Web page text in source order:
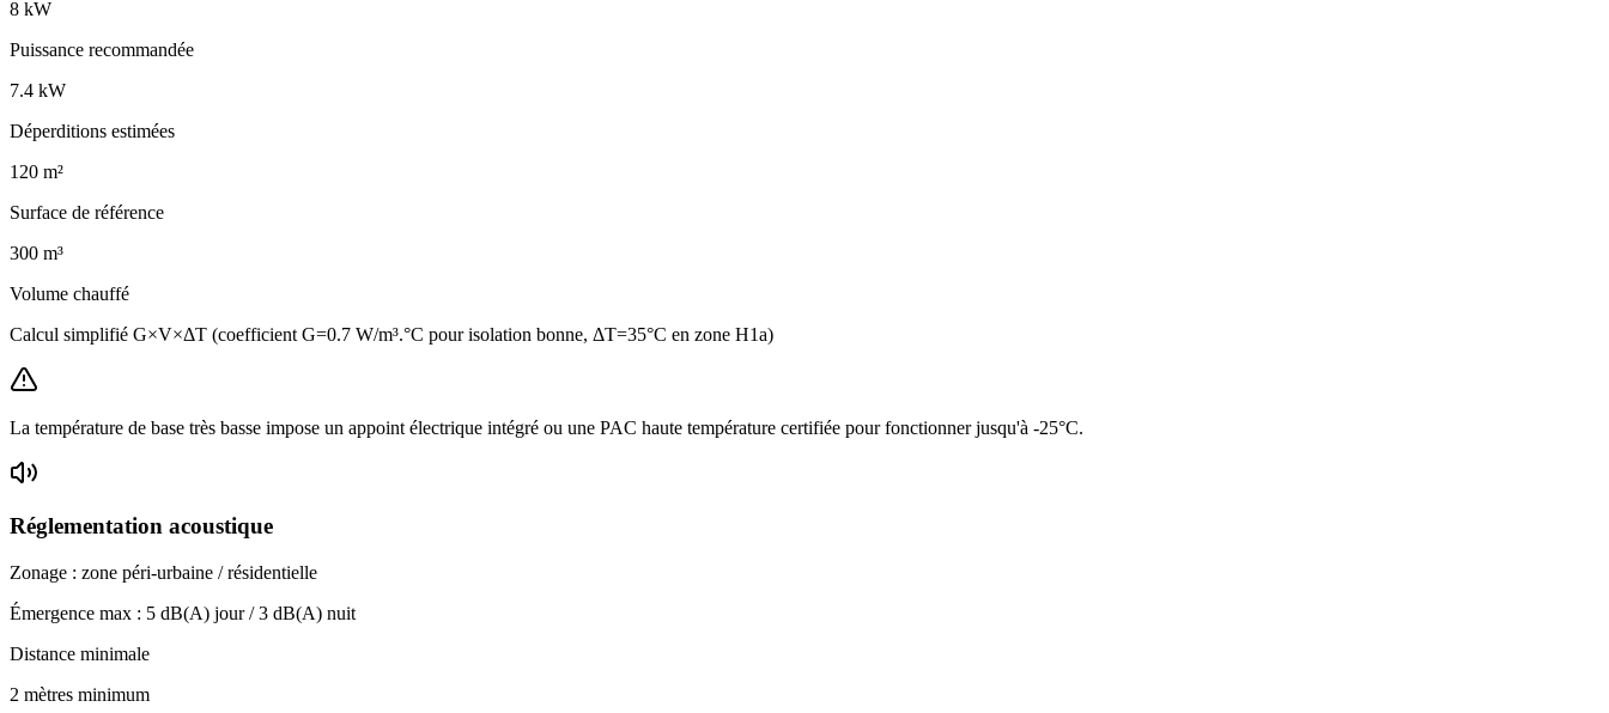
8 kW
Puissance recommandée
7.4 kW
Déperditions estimées
120 m²
Surface de référence
300 m³
Volume chauffé
Calcul simplifié G×V×ΔT (coefficient G=0.7 W/m³.°C pour isolation bonne, ΔT=35°C en zone H1a)
La température de base très basse impose un appoint électrique intégré ou une PAC haute température certifiée pour fonctionner jusqu'à -25°C.
Réglementation acoustique
Zonage : zone péri-urbaine / résidentielle
Émergence max : 5 dB(A) jour /3 dB(A) nuit
Distance minimale
2 mètres minimum